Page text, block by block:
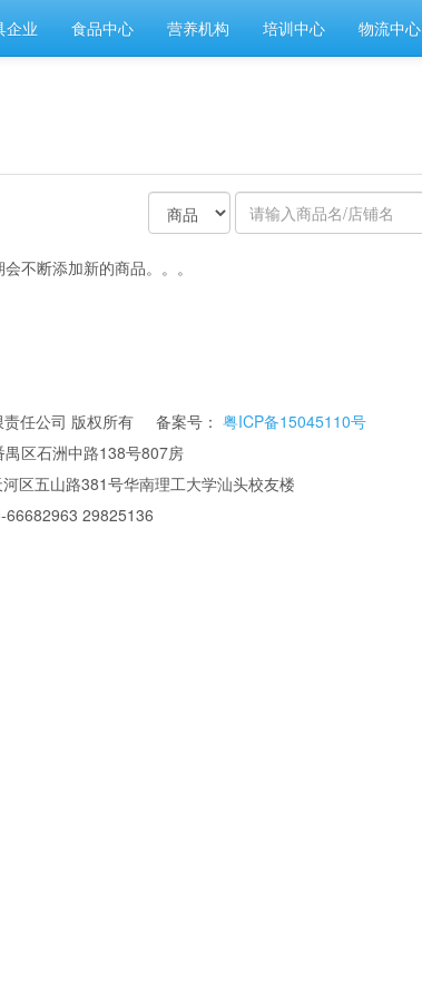
企业 食品中心 营养机构 培训中心 物流中心
不断添加新的商品。。。
责任公司 版权所有 备案号： 粤ICP备15045110号
区石洲中路138号807房
号华南理工大学汕头校友楼
66682963 29825136